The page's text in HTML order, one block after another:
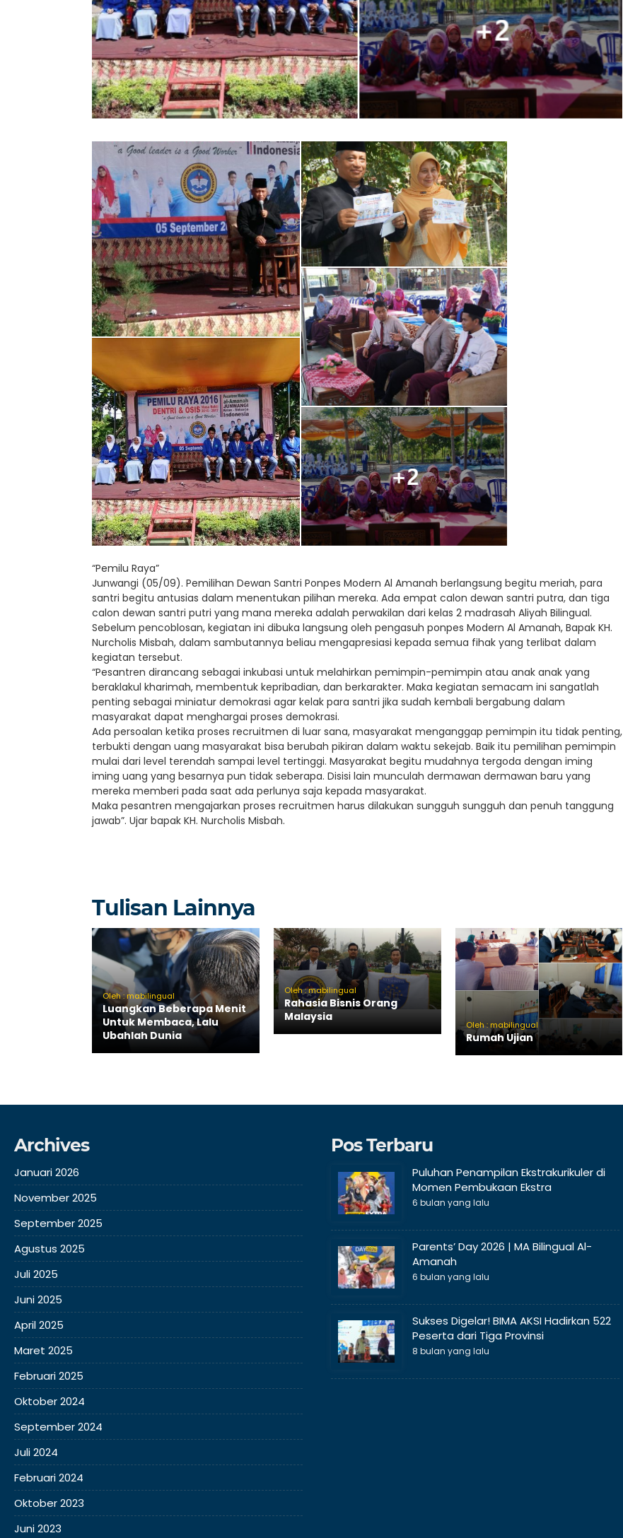
“Pemilu Raya”
Junwangi (05/09). Pemilihan Dewan Santri Ponpes Modern Al Amanah berlangsung begitu meriah, para
santri begitu antusias dalam menentukan pilihan mereka. Ada empat calon dewan santri putra, dan tiga
calon dewan santri putri yang mana mereka adalah perwakilan dari kelas 2 madrasah Aliyah Bilingual.
Sebelum pencoblosan, kegiatan ini dibuka langsung oleh pengasuh ponpes Modern Al Amanah, Bapak KH.
Nurcholis Misbah, dalam sambutannya beliau mengapresiasi kepada semua fihak yang terlibat dalam
kegiatan tersebut.
“Pesantren dirancang sebagai inkubasi untuk melahirkan pemimpin-pemimpin atau anak anak yang
beraklakul kharimah, membentuk kepribadian, dan berkarakter. Maka kegiatan semacam ini sangatlah
penting sebagai miniatur demokrasi agar kelak para santri jika sudah kembali bergabung dalam
masyarakat dapat menghargai proses demokrasi.
Ada persoalan ketika proses recruitmen di luar sana, masyarakat menganggap pemimpin itu tidak penting,
terbukti dengan uang masyarakat bisa berubah pikiran dalam waktu sekejab. Baik itu pemilihan pemimpin
mulai dari level terendah sampai level tertinggi. Masyarakat begitu mudahnya tergoda dengan iming
iming uang yang besarnya pun tidak seberapa. Disisi lain munculah dermawan dermawan baru yang
mereka memberi pada saat ada perlunya saja kepada masyarakat.
Maka pesantren mengajarkan proses recruitmen harus dilakukan sungguh sungguh dan penuh tanggung
jawab”. Ujar bapak KH. Nurcholis Misbah.
Tulisan Lainnya
Oleh : mabilingual
Luangkan Beberapa Menit
Untuk Membaca, Lalu
Ubahlah Dunia
Oleh : mabilingual
Rahasia Bisnis Orang
Malaysia
Oleh : mabilingual
Rumah Ujian
Archives
Januari 2026
November 2025
September 2025
Agustus 2025
Juli 2025
Juni 2025
April 2025
Maret 2025
Februari 2025
Oktober 2024
September 2024
Juli 2024
Februari 2024
Oktober 2023
Juni 2023
Pos Terbaru
Puluhan Penampilan Ekstrakurikuler di
Momen Pembukaan Ekstra
6 bulan yang lalu
Parents’ Day 2026 | MA Bilingual Al-
Amanah
6 bulan yang lalu
Sukses Digelar! BIMA AKSI Hadirkan 522
Peserta dari Tiga Provinsi
8 bulan yang lalu